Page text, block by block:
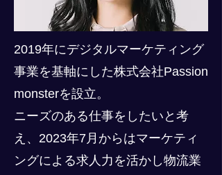
2019年にデジタルマーケティング
事業を基軸にした株式会社Passion
monsterを設立。
ニーズのある仕事をしたいと考
え、2023年7月からはマーケティ
ングによる求人力を活かし物流業